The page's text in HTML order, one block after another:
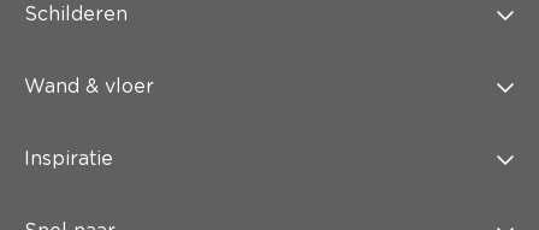
Schilderen
Wand & vloer
Inspiratie